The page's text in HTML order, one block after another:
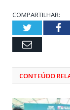
COMPARTILHAR:
Twitter
Email
CONTEÚDO